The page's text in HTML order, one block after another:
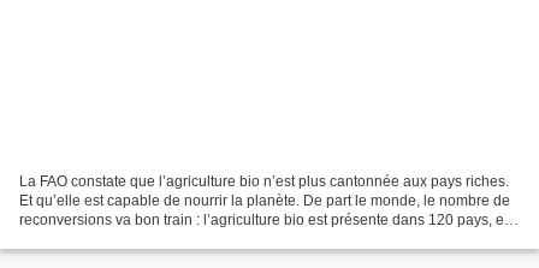
La FAO constate que l’agriculture bio n’est plus cantonnée aux pays riches.
Et qu’elle est capable de nourrir la planète. De part le monde, le nombre de
reconversions va bon train : l’agriculture bio est présente dans 120 pays, elle